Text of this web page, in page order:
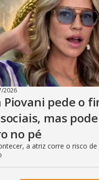
2026
Piovani pede o
mas
no pé
a atriz corre o risco de